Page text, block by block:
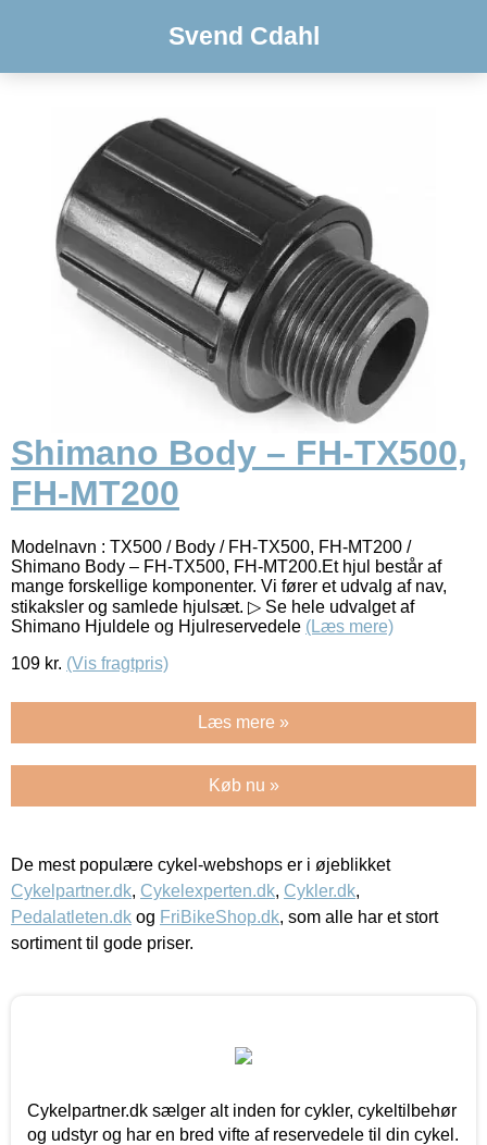
Svend Cdahl
Shimano Body – FH-TX500,
FH-MT200
Modelnavn : TX500 / Body / FH-TX500, FH-MT200 /
Shimano Body – FH-TX500, FH-MT200.Et hjul består af
mange forskellige komponenter. Vi fører et udvalg af nav,
stikaksler og samlede hjulsæt. ▷ Se hele udvalget af
Shimano Hjuldele og Hjulreservedele (Læs mere)
109 kr. (Vis fragtpris)
Læs mere »
Køb nu »
De mest populære cykel-webshops er i øjeblikket
Cykelpartner.dk, Cykelexperten.dk, Cykler.dk,
Pedalatleten.dk og FriBikeShop.dk, som alle har et stort
sortiment til gode priser.
Cykelpartner.dk sælger alt inden for cykler, cykeltilbehør
og udstyr og har en bred vifte af reservedele til din cykel.